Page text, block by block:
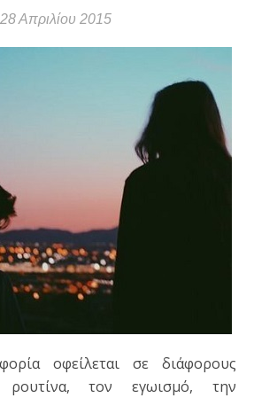
28 Απριλίου 2015
ρουτίνα, τον εγωισμό, την